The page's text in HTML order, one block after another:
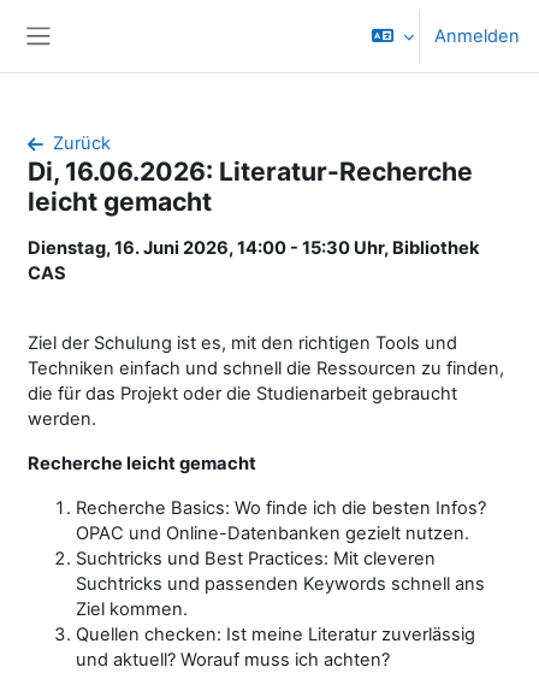
Anmelden
Zurück
Di, 16.06.2026: Literatur-Recherche
leicht gemacht
Dienstag, 16. Juni 2026, 14:00 - 15:30 Uhr, Bibliothek
CAS
Ziel der Schulung ist es, mit den richtigen Tools und
Techniken einfach und schnell die Ressourcen zu finden,
die für das Projekt oder die Studienarbeit gebraucht
werden.
Recherche leicht gemacht
Recherche Basics: Wo finde ich die besten Infos?
OPAC und Online-Datenbanken gezielt nutzen.
Suchtricks und Best Practices: Mit cleveren
Suchtricks und passenden Keywords schnell ans
Ziel kommen.
Quellen checken: Ist meine Literatur zuverlässig
und aktuell? Worauf muss ich achten?